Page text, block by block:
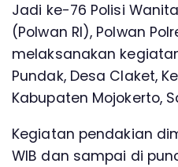
Jadi ke-76 Polisi
(Polwan RI), Polwan
melaksanakan
Pundak, Desa Claket,
Kabupaten Mojokerto,
Kegiatan pendakian
WIB dan sampai di